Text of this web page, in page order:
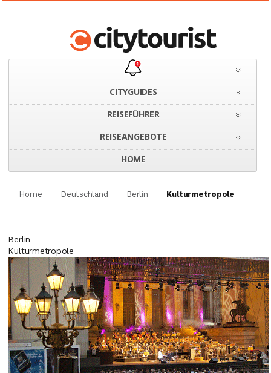
CITYGUIDES
REISEFÜHRER
REISEANGEBOTE
HOME
Home Deutschland Berlin Kulturmetropole
Berlin
Kulturmetropole